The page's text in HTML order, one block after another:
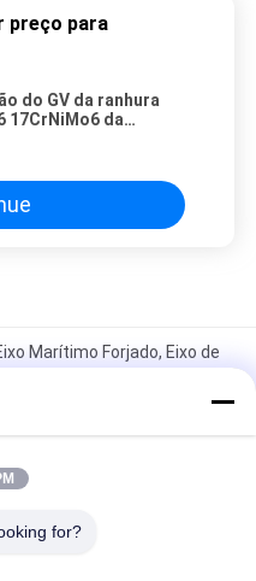
preço para
do GV da ranhura
17CrNiMo6 da
Marítimo Forjado, Eixo de
de
pesado Forja de aço de
for?